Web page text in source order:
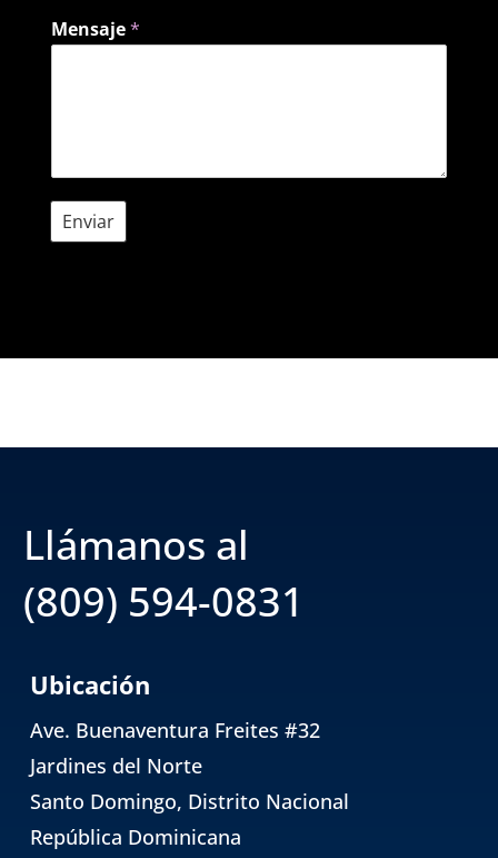
Mensaje*
Enviar
Llámanos al
(809) 594-0831
Ubicación
Ave. Buenaventura Freites #32
Jardines del Norte
Santo Domingo, Distrito Nacional
República Dominicana